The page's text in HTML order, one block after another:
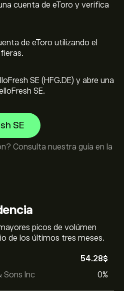
picos de volúmen
de los últimos tres meses.
Sons Inc
54.28‎$‎
0%
cuenta de eToro y verifica
de eToro utilizando el
SE (HFG.DE) y abre una
SE.
SE
Consulta nuestra guía en la